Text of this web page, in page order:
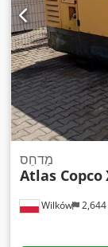
Wilków
מַדחֵס
Atlas Copco